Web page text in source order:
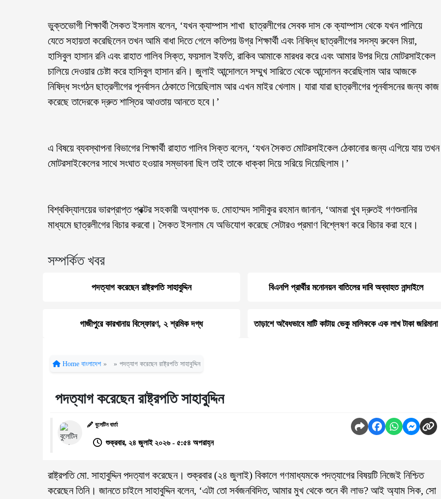
ভুক্তভোগী শিক্ষার্থী সৈকত ইসলাম বলেন, ‘যখন ক্যাম্পাস শাখা ছাত্রলীগের সেবক দাস কে ক্যাম্পাস থেকে যখন পালিয়ে
যেতে সহায়তা করেছিলেন তখন আমি বাধা দিতে গেলে কতিপয় উগ্র শিক্ষার্থী এবং নিষিদ্ধ ছাত্রলীগের সদস্য রুবেল মিয়া,
হাসিবুল হাসান রনি এবং রাহাত গালিব সিক্ত, ফয়সাল ইফতি, রাকিব আমাকে মারধর করে এবং আমার উপর দিয়ে মোটরসাইকেল
চালিয়ে দেওয়ার চেষ্টা করে হাসিবুল হাসান রনি। জুলাই আন্দোলনে সম্মুখ সারিতে থেকে আন্দোলন করেছিলাম আর আজকে
নিষিদ্ধ সংগঠন ছাত্রলীগের পূনর্বাসন ঠেকাতে গিয়েছিলাম আর এখন মাইর খেলাম। যারা যারা ছাত্রলীগের পূনর্বাসনের জন্য কাজ
করেছে তাদেরকে দ্রুত শাস্তির আওতায় আনতে হবে।’
এ বিষয়ে ব্যবস্থাপনা বিভাগের শিক্ষার্থী রাহাত গালিব সিক্ত বলেন, ‘যখন সৈকত মোটরসাইকেল ঠেকানোর জন্য এগিয়ে যায় তখন
মোটরসাইকেলের সাথে সংঘাত হওয়ার সম্ভাবনা ছিল তাই তাকে ধাক্কা দিয়ে সরিয়ে দিয়েছিলাম।’
বিশ্ববিদ্যালয়ের ভারপ্রাপ্ত প্রক্টর সহকারী অধ্যাপক ড. মোহাম্মদ সাদীকুর রহমান জানান, ‘আমরা খুব দ্রুতই গণশুনানির
মাধ্যমে ছাত্রলীগের বিচার করবো। সৈকত ইসলাম যে অভিযোগ করেছে সেটারও প্রমাণ বিশ্লেষণ করে বিচার করা হবে।
সম্পর্কিত খবর
পদত্যাগ করেছেন রাষ্ট্রপতি সাহাবুদ্দিন বিএনপি প্রার্থীর মনোনয়ন বাতিলের দাবি অব্যাহত নান্দাইলে
গাজীপুরে কারখানায় বিস্ফোরণ, ২ শ্রমিক দগ্ধ তাড়াশে অবৈধভাবে মাটি কাটায় ভেকু মালিককে এক লাখ টাকা জরিমানা
Home বাংলাদেশ » » পদত্যাগ করেছেন রাষ্ট্রপতি সাহাবুদ্দিন
পদত্যাগ করেছেন রাষ্ট্রপতি সাহাবুদ্দিন
বুলেটিন বার্তা
শুক্রবার, ২৪ জুলাই ২০২৬ - ৫:৫৪ অপরাহ্ন
রাষ্ট্রপতি মো. সাহাবুদ্দিন পদত্যাগ করেছেন। শুক্রবার (২৪ জুলাই) বিকালে গণমাধ্যমকে পদত্যাগের বিষয়টি নিজেই নিশ্চিত
করেছেন তিনি। জানতে চাইলে সাহাবুদ্দিন বলেন, ‘এটা তো সর্বজনবিদিত, আমার মুখ থেকে শুনে কী লাভ? আই অ্যাম সিক, সো